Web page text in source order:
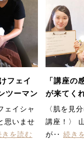
フェイ
ツーマン
SUHAD
ェイシャ
思いませ
きを読む
「講座の
が来てく
〈肌を見
講座！〉
が‥ 続き